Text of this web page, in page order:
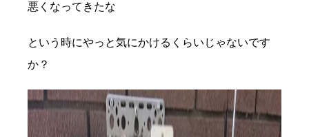
悪くなってきたな
という時にやっと気にかけるくらいじゃないです
か？